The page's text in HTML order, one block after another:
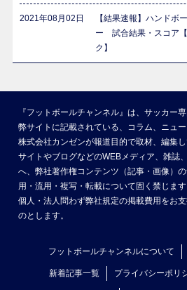
2021年08月02日
【結果速報】ハンド
ー 試合結果・スコア
ク】
『フットボールチャンネル』は、サッカー
弊サイトに記載されている、コラム、ニュ
株式会社カンゼンが報道目的で取材、編集
サイトやブログなどのWEBメディア、雑誌
へ、弊社著作権コンテンツ（記事・画像）
用・流用・複写・転載について固く禁じま
個人・法人問わず弊社規定の掲載費用をお
のとします。
フットボールチャンネルについて
新着記事一覧 プライバシーポリ